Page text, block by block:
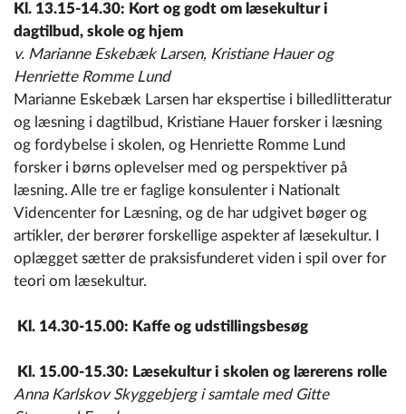
Kl. 13.15-14.30: Kort og godt om læsekultur i
dagtilbud, skole og hjem
v. Marianne Eskebæk Larsen, Kristiane Hauer og
Henriette Romme Lund
Marianne Eskebæk Larsen har ekspertise i billedlitteratur
og læsning i dagtilbud, Kristiane Hauer forsker i læsning
og fordybelse i skolen, og Henriette Romme Lund
forsker i børns oplevelser med og perspektiver på
læsning. Alle tre er faglige konsulenter i Nationalt
Videncenter for Læsning, og de har udgivet bøger og
artikler, der berører forskellige aspekter af læsekultur. I
oplægget sætter de praksisfunderet viden i spil over for
teori om læsekultur.
Kl. 14.30-15.00: Kaffe og udstillingsbesøg
Kl. 15.00-15.30: Læsekultur i skolen og lærerens rolle
Anna Karlskov Skyggebjerg i samtale med Gitte